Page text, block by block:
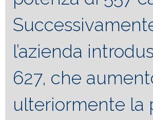
l’azienda
627, che
ulteriormente la